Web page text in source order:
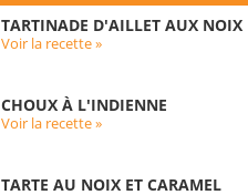
TARTINADE D'AILLET AUX NOIX
Voir la recette »
CHOUX À L'INDIENNE
Voir la recette »
TARTE AU NOIX ET CARAMEL